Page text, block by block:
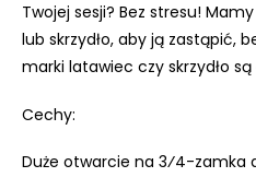
Twojej sesji? Bez stresu!
lub skrzydło, aby ją zastąpić,
marki latawiec czy skrzydło
Cechy:
Duże otwarcie na 3⁄4-zamka